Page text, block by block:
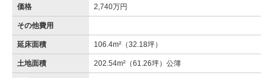
価格 2,740万円
その他費用
延床面積 106.4m²（32.18坪）
土地面積 202.54m²（61.26坪）公簿